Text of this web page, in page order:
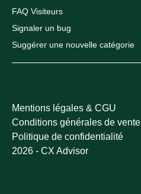
FAQ Visiteurs
Signaler un bug
Suggérer une nouvelle catégorie
Mentions légales & CGU
Conditions générales de vente
Politique de confidentialité
2026 - CX Advisor